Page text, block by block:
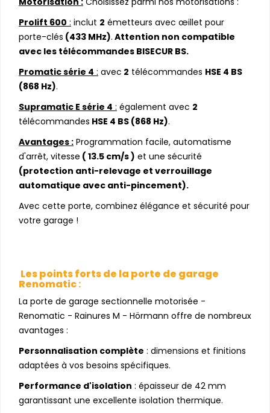
Prolift 600 : inclut 2 émetteurs avec œillet pour
porte-clés (433 MHz). Attention non compatible
avec les télécommandes BISECUR BS.
Promatic série 4 : avec 2 télécommandes HSE 4 BS
(868 Hz).
Supramatic E série 4 : également avec 2
télécommandes HSE 4 BS (868 Hz).
Avantages : Programmation facile, automatisme
d'arrêt, vitesse ( 13.5 cm/s ) et une sécurité
(protection anti-relevage et verrouillage
automatique avec anti-pincement).
Avec cette porte, combinez élégance et sécurité pour
votre garage !
Les points forts de la porte de garage
Renomatic:
La porte de garage sectionnelle motorisée -
Renomatic - Rainures M - Hörmann offre de nombreux
avantages :
Personnalisation complète : dimensions et finitions
adaptées à vos besoins spécifiques.
Performance d'isolation : épaisseur de 42 mm
garantissant une excellente isolation thermique.